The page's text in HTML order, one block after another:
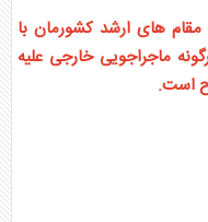
های ارشد کشورمان با
ماجراجویی خارجی علیه
است.